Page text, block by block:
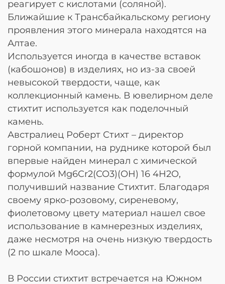
реагирует с кислотами (соляной).
Ближайшие к Трансбайкальскому региону
проявления этого минерала находятся на
Алтае.
Используется иногда в качестве вставок
(кабошонов) в изделиях, но из-за своей
невысокой твердости, чаще, как
коллекционный камень. В ювелирном деле
стихтит используется как поделочный
камень.
Австралиец Роберт Стихт – директор
горной компании, на руднике которой был
впервые найден минерал с химической
формулой Mg6Cr2(CO3)(OH) 16 4H2O,
получивший название Стихтит. Благодаря
своему ярко-розовому, сиреневому,
фиолетовому цвету материал нашел свое
использование в камнерезных изделиях,
даже несмотря на очень низкую твердость
(2 по шкале Мооса).
В России стихтит встречается на Южном